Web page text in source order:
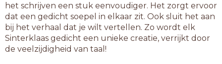
het schrijven een stuk eenvoudiger. Het zorgt ervoor
dat een gedicht soepel in elkaar zit. Ook sluit het aan
bij het verhaal dat je wilt vertellen. Zo wordt elk
Sinterklaas gedicht een unieke creatie, verrijkt door
de veelzijdigheid van taal!